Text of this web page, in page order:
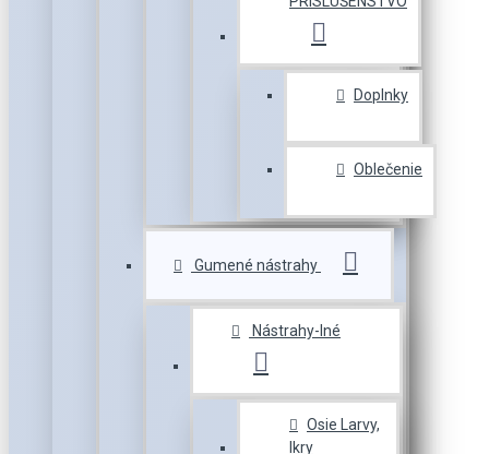
Doplnky
Oblečenie
Gumené nástrahy
Nástrahy-Iné
Osie Larvy,
Ikry